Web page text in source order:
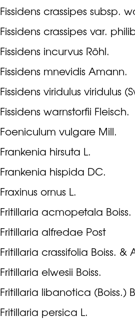
Fissidens crassipes subsp.
Fissidens crassipes var.
Fissidens incurvus Rôhl.
Fissidens mnevidis Amann.
Fissidens viridulus viridulus
Fissidens warnstorfii Fleisch.
Foeniculum vulgare Mill.
Frankenia hirsuta L.
Frankenia hispida DC.
Fraxinus ornus L.
Fritillaria acmopetala Boiss.
Fritillaria alfredae Post
Fritillaria crassifolia Boiss. &
Fritillaria elwesii Boiss.
Fritillaria libanotica (Boiss.)
Fritillaria persica L.